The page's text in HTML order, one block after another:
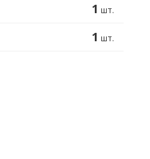
1 шт.
1 шт.